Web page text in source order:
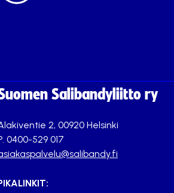
Salibandyliitto ry
2, 00920 Helsinki
0400-529 017